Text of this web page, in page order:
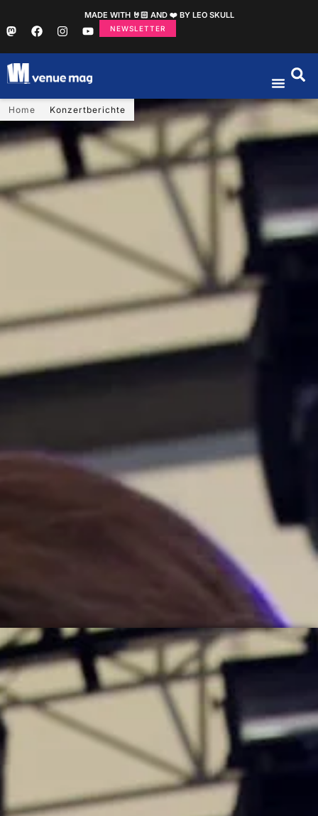
MADE WITH 🤘🏻 AND ❤️ BY LEO SKULL
NEWSLETTER
Home Konzertberichte